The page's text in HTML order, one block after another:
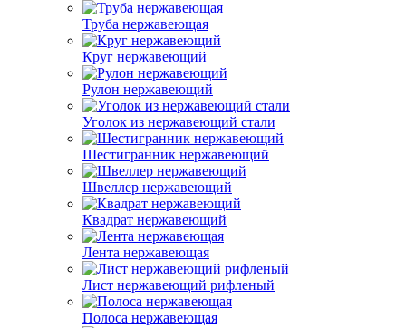
Труба нержавеющая
Круг нержавеющий
Рулон нержавеющий
Уголок из нержавеющий стали
Шестигранник нержавеющий
Швеллер нержавеющий
Квадрат нержавеющий
Лента нержавеющая
Лист нержавеющий рифленый
Полоса нержавеющая